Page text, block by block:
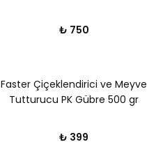
₺ 750
Faster Çiçeklendirici ve Meyve
Tutturucu PK Gübre 500 gr
₺ 399